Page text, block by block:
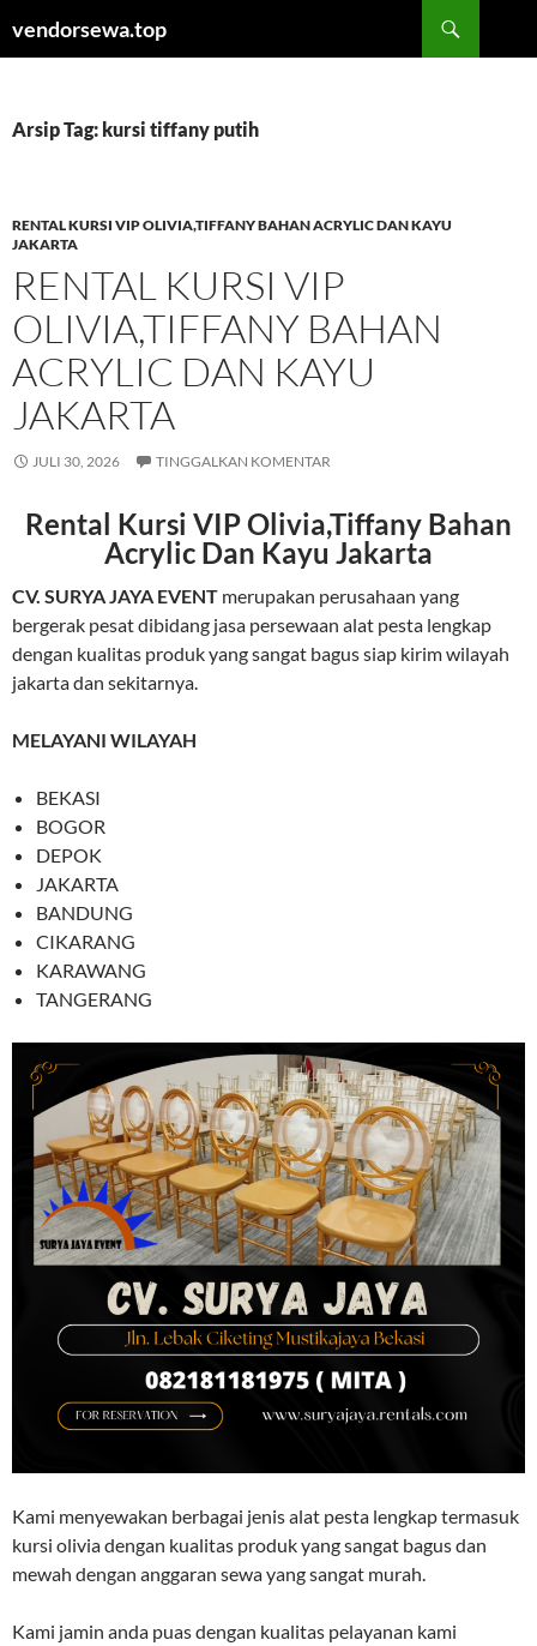
kevendorsewa.top
Arsip Tag: kursi tiffany putih
RENTAL KURSI VIP OLIVIA,TIFFANY BAHAN ACRYLIC DAN KAYU
JAKARTA
RENTAL KURSI VIP
OLIVIA,TIFFANY BAHAN
ACRYLIC DAN KAYU
JAKARTA
JULI 30, 2026 TINGGALKAN KOMENTAR
Rental Kursi VIP Olivia,Tiffany Bahan
Acrylic Dan Kayu Jakarta
CV. SURYA JAYA EVENT merupakan perusahaan yang
bergerak pesat dibidang jasa persewaan alat pesta lengkap
dengan kualitas produk yang sangat bagus siap kirim wilayah
jakarta dan sekitarnya.
MELAYANI WILAYAH
BEKASI
BOGOR
DEPOK
JAKARTA
BANDUNG
CIKARANG
KARAWANG
TANGERANG
Kami menyewakan berbagai jenis alat pesta lengkap termasuk
kursi olivia dengan kualitas produk yang sangat bagus dan
mewah dengan anggaran sewa yang sangat murah.
Kami jamin anda puas dengan kualitas pelayanan kami